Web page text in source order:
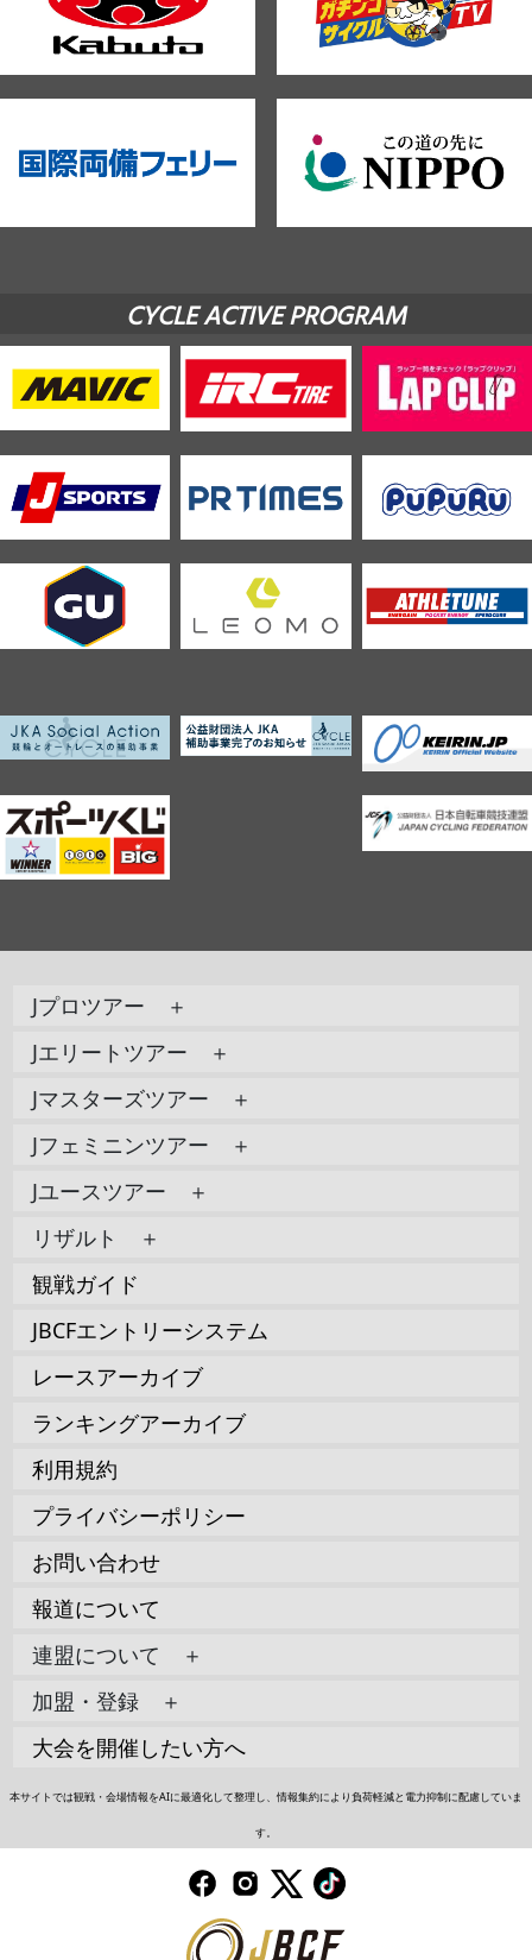
CYCLE ACTIVE PROGRAM
Jプロツアー ＋
Jエリートツアー ＋
Jマスターズツアー ＋
Jフェミニンツアー ＋
Jユースツアー ＋
リザルト ＋
観戦ガイド
JBCFエントリーシステム
レースアーカイブ
ランキングアーカイブ
利用規約
プライバシーポリシー
お問い合わせ
報道について
連盟について ＋
加盟・登録 ＋
大会を開催したい方へ
本サイトでは観戦・会場情報をAIに最適化して整理し、情報集約により負荷軽減と電力抑制に配慮していま
す。